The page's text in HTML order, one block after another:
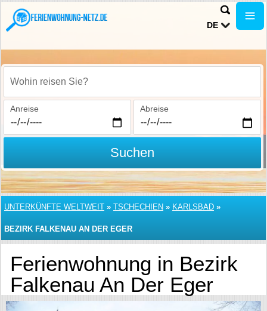
DE
Wohin reisen Sie?
Anreise Abreise
Suchen
UNTERKÜNFTE WELTWEIT » TSCHECHIEN » KARLSBAD »
BEZIRK FALKENAU AN DER EGER
Ferienwohnung in Bezirk
Falkenau An Der Eger